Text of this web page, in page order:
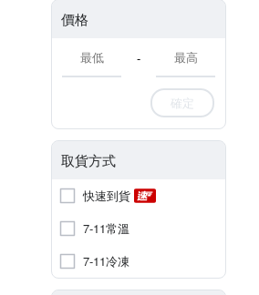
價格
-
確定
取貨方式
快速到貨
7-11常溫
7-11冷凍